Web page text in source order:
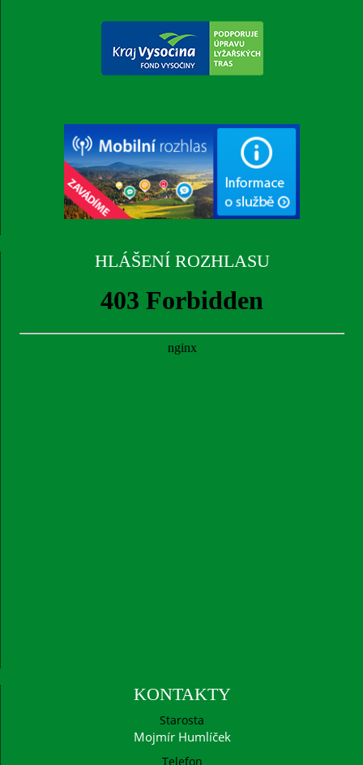
HLÁŠENÍ ROZHLASU
KONTAKTY
Starosta
Mojmír Humlíček
Telefon